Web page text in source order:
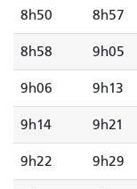
8h50 8h57
8h58 9h05
9h06 9h13
9h14 9h21
9h22 9h29